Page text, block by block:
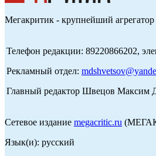
Мегакритик - крупнейший
Телефон редакции: 89220866202,
Рекламный отдел:
Главный редактор Швецов Максим
Сетевое издание megacritic.ru
Язык(и): русский